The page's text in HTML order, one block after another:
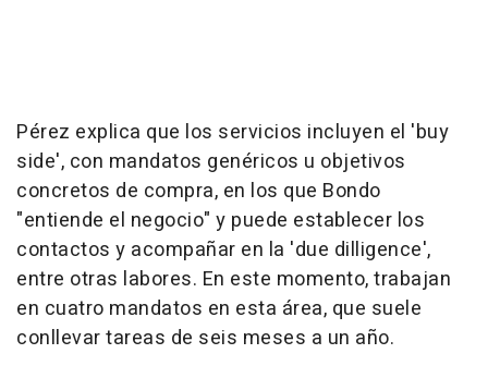
Pérez explica que los servicios incluyen el 'buy
side', con mandatos genéricos u objetivos
concretos de compra, en los que Bondo
"entiende el negocio" y puede establecer los
contactos y acompañar en la 'due dilligence',
entre otras labores. En este momento, trabajan
en cuatro mandatos en esta área, que suele
conllevar tareas de seis meses a un año.